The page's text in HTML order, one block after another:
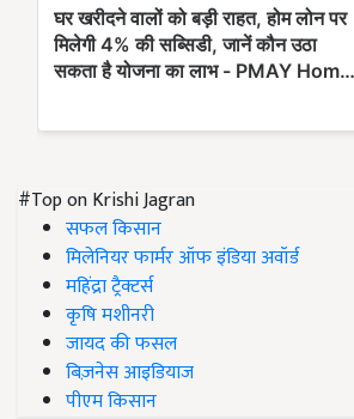
#Top on Krishi Jagran
सफल किसान
मिलेनियर फार्मर ऑफ इंडिया अवॉर्ड
महिंद्रा ट्रैक्टर्स
कृषि मशीनरी
जायद की फसल
बिज़नेस आइडियाज
पीएम किसान